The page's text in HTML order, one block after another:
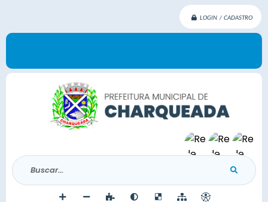
LOGIN / CADASTRO
Buscar...